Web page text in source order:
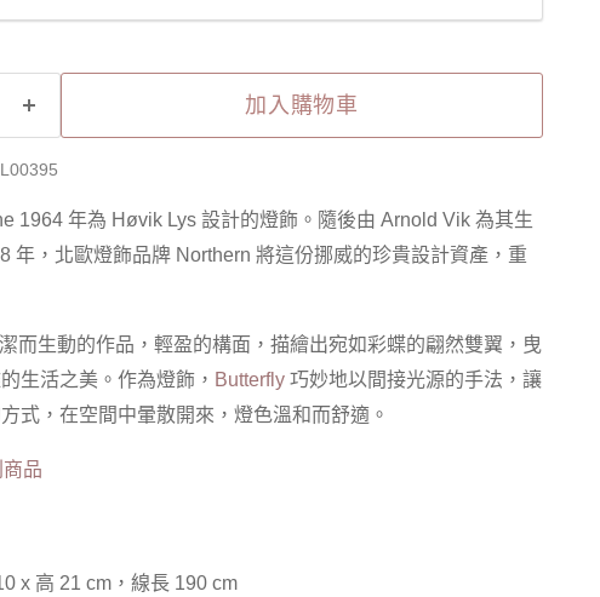
加入購物車
1964 年為 Høvik Lys 設計的燈飾。隨後由 Arnold Vik 為其生
年，北歐燈飾品牌 Northern 將這份挪威的珍貴設計資產，重
而生動的作品，輕盈的構面，描繪出宛如彩蝶的翩然雙翼，曳
生活之美。作為燈飾， Butterfly 巧妙地以間接光源的手法，讓
式，在空間中暈散開來，燈色溫和而舒適。
品
x 高 21 cm，線長 190 cm